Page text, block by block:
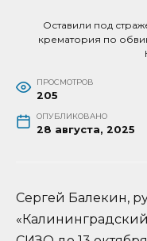
Оставили под
крематория по
ПРОСМОТРОВ
205
ОПУБЛИКОВАНО
28 августа, 2025
Сергей Балекин,